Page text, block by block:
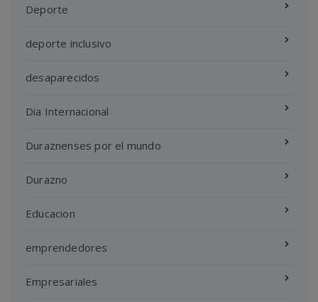
Deporte
deporte inclusivo
desaparecidos
Dia Internacional
Duraznenses por el mundo
Durazno
Educacion
emprendedores
Empresariales